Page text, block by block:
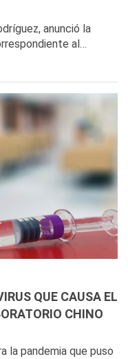
anunció la
al…
QUE CAUSA EL
CHINO
la pandemia que puso